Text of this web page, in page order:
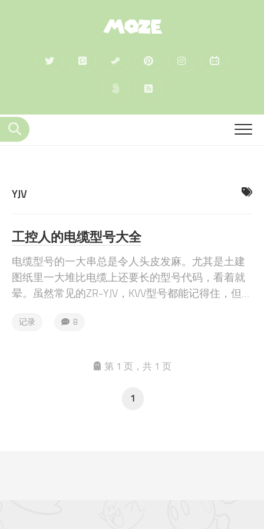
MOZE
YJV
工控人的电缆型号大全
电缆型号的一大串总是令人头皮发麻。尤其是土建
图纸里一大堆比电缆上还要长的型号代码，看着就
晕。虽然常见的ZR-YJV，KVV型号都能记得住，但难
由很多部分构成。
记录 8
第 1 页，共 1 页
1